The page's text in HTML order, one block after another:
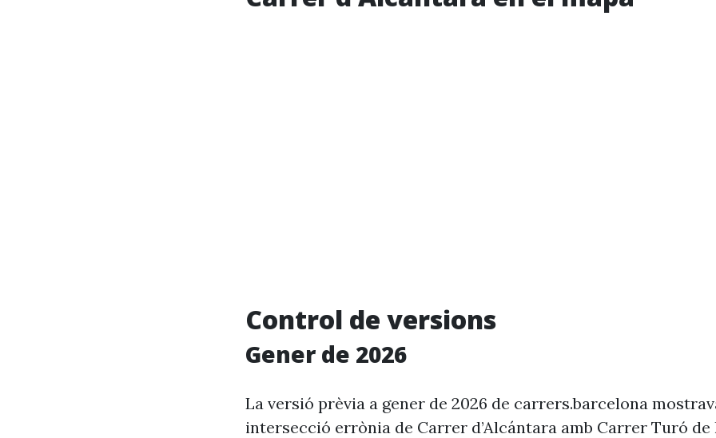
Control de versions
Gener de 2026
La versió prèvia a gener de 2026 de carrers.barcelona
intersecció errònia de Carrer d’Alcántara amb Carrer Turó de